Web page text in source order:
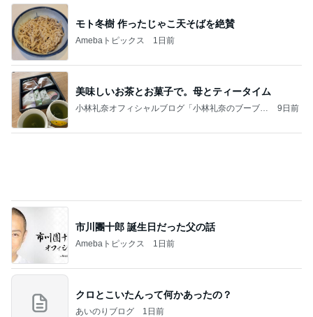
モト冬樹 作ったじゃこ天そばを絶賛
Amebaトピックス 1日前
美味しいお茶とお菓子で。母とティータイム
小林礼奈オフィシャルブログ「小林礼奈のブーブー
9日前
市川團十郎 誕生日だった父の話
Amebaトピックス 1日前
クロとこいたんって何かあったの？
あいのりブログ 1日前